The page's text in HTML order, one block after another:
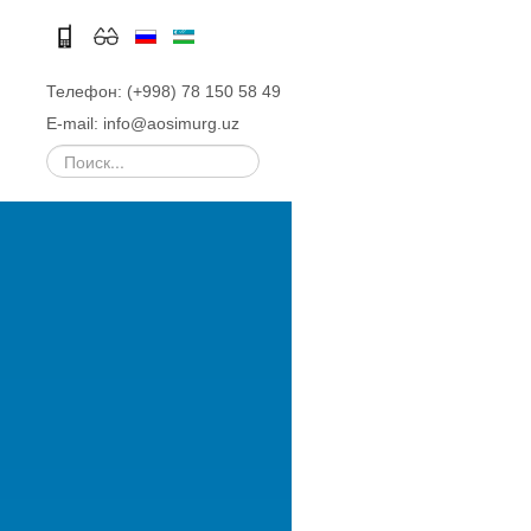
Телефон: (+998) 78 150 58 49
E-mail: info@aosimurg.uz
Искать...